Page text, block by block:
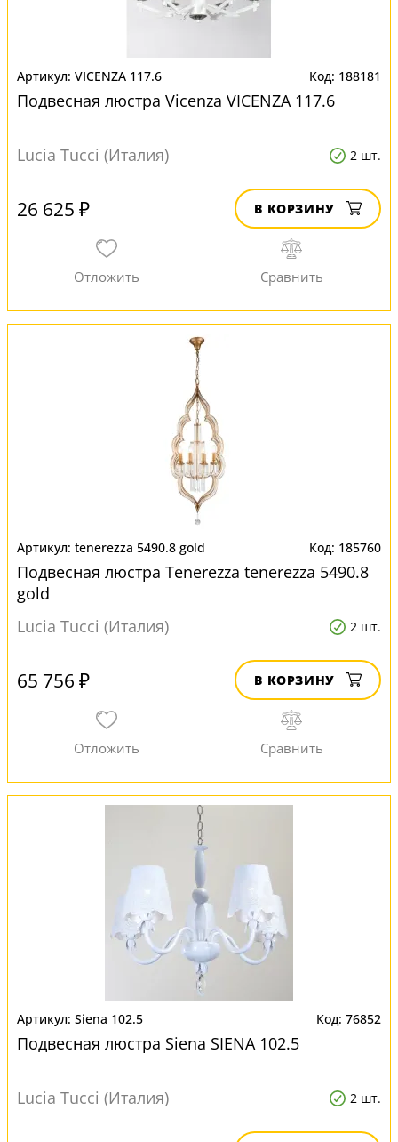
VICENZA 117.6 188181
Подвесная люстра Vicenza VICENZA 117.6
Lucia Tucci (Италия) 2 шт.
26 625 ₽ В КОРЗИНУ
tenerezza 5490.8 gold 185760
Подвесная люстра Tenerezza tenerezza 5490.8
gold
Lucia Tucci (Италия)
2 шт.
65 756 ₽ В КОРЗИНУ
Siena 102.5 76852
Подвесная люстра Siena SIENA 102.5
Lucia Tucci (Италия) 2 шт.